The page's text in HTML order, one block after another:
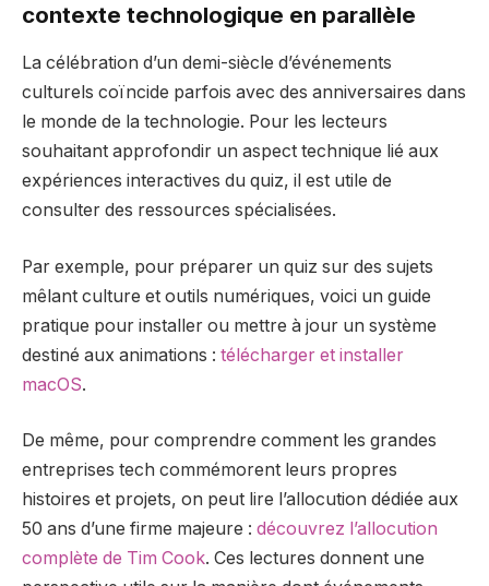
contexte technologique en parallèle
La célébration d’un demi-siècle d’événements
culturels coïncide parfois avec des anniversaires dans
le monde de la technologie. Pour les lecteurs
souhaitant approfondir un aspect technique lié aux
expériences interactives du quiz, il est utile de
consulter des ressources spécialisées.
Par exemple, pour préparer un quiz sur des sujets
mêlant culture et outils numériques, voici un guide
pratique pour installer ou mettre à jour un système
destiné aux animations : télécharger et installer
macOS.
De même, pour comprendre comment les grandes
entreprises tech commémorent leurs propres
histoires et projets, on peut lire l’allocution dédiée aux
50 ans d’une firme majeure : découvrez l’allocution
complète de Tim Cook. Ces lectures donnent une